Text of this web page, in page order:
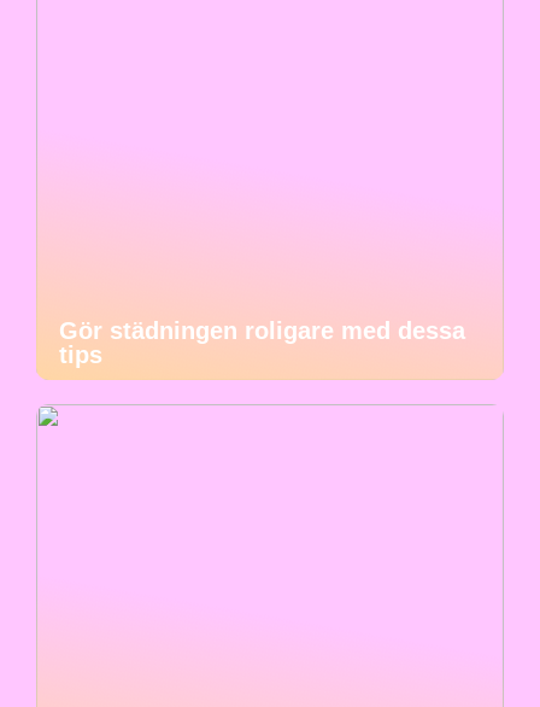
Gör städningen roligare med dessa
tips